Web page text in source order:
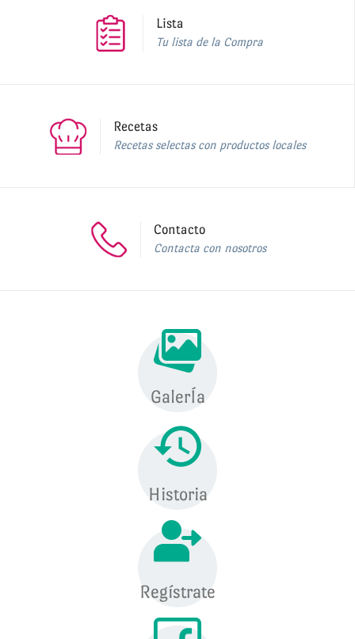
Lista
Tu lista de la Compra
Recetas
Recetas selectas con productos locales
Contacto
Contacta con nosotros
GalerÍa
Historia
Regístrate